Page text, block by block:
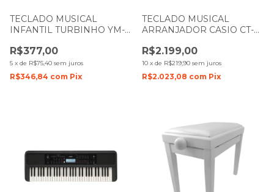
TECLADO MUSICAL
INFANTIL TURBINHO YM-
R$377,00
5 x de R$75,40 sem juros
R$346,84 com Pix
TECLADO MUSICAL
ARRANJADOR CASIO CT-
R$2.199,00
10 x de R$219,90 sem juros
R$2.023,08 com Pix